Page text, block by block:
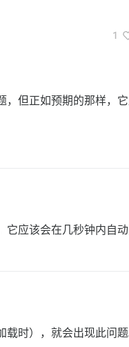
但正如预期的那样，
应该会在几秒钟内自动
时），就会出现此问